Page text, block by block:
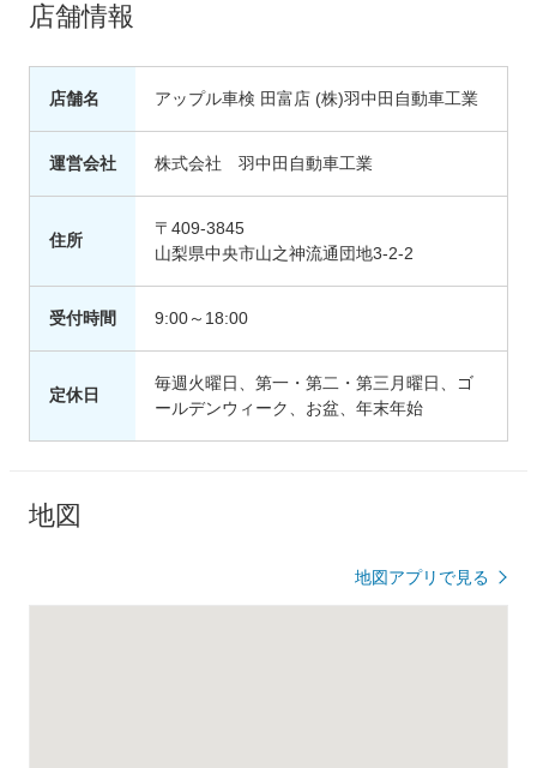
店舗情報
店舗名 アップル車検 田富店 (株)羽中田自動車工業
運営会社 株式会社 羽中田自動車工業
住所
〒409-3845
山梨県中央市山之神流通団地3-2-2
受付時間 9:00～18:00
定休日
毎週火曜日、第一・第二・第三月曜日、ゴ
ールデンウィーク、お盆、年末年始
地図
地図アプリで見る